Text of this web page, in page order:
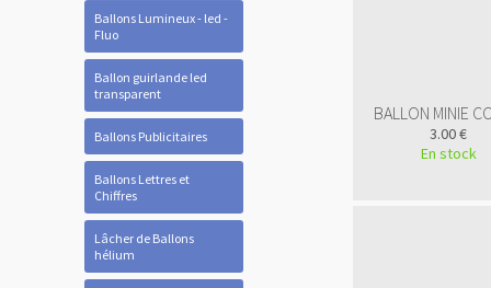
Ballons Lumineux - led -
Fluo
Ballon guirlande led
transparent
Ballons Publicitaires
Ballons Lettres et
Chiffres
Lâcher de Ballons
hélium
BALLON MINIE
3.00 €
En stock